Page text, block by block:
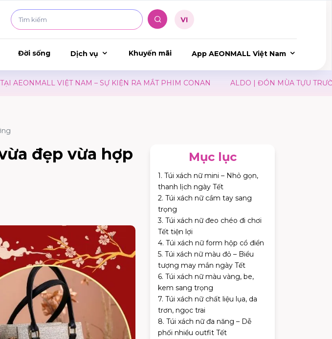
Đời sống Dịch vụ Khuyến mãi App AEONMALL Việt Nam
– SỰ KIỆN RA MẮT PHIM CONAN ALDO | ĐÓN MÙA TỰU TRƯỜNG JIN I NEW
đẹp vừa hợp
Mục lục
1. Túi xách nữ mini – Nhỏ gọn,
thanh lịch ngày Tết
2. Túi xách nữ cầm tay sang
trọng
3. Túi xách nữ đeo chéo đi chơi
Tết tiện lợi
4. Túi xách nữ form hộp cổ điển
5. Túi xách nữ màu đỏ – Biểu
tượng may mắn ngày Tết
6. Túi xách nữ màu vàng, be,
kem sang trọng
7. Túi xách nữ chất liệu lụa, da
trơn, ngọc trai
8. Túi xách nữ đa năng – Dễ
phối nhiều outfit Tết